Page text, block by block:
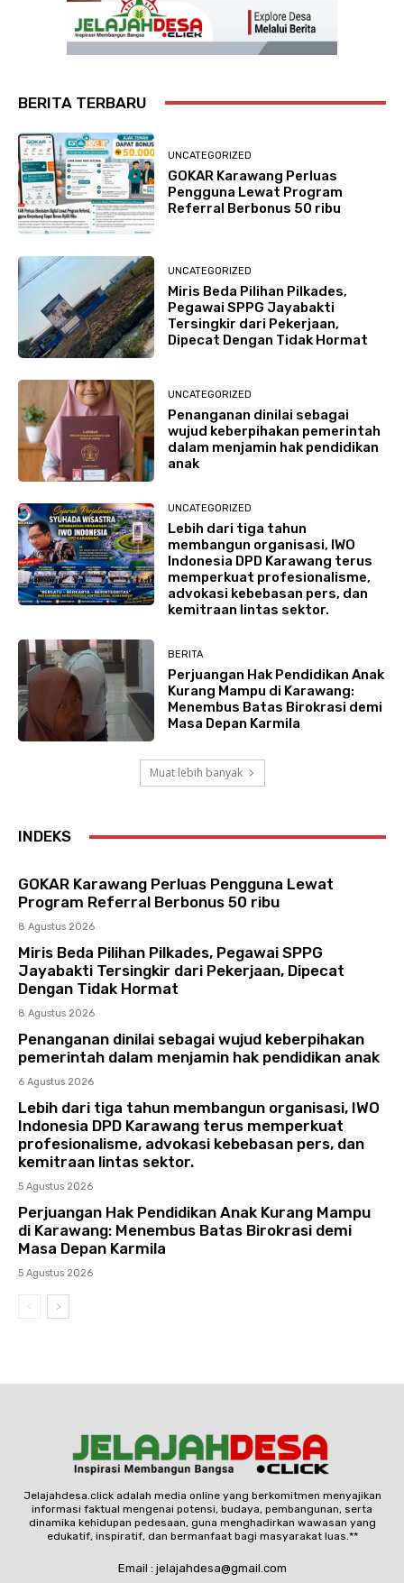
BERITA TERBARU
UNCATEGORIZED
GOKAR Karawang Perluas
Pengguna Lewat Program
Referral Berbonus 50 ribu
UNCATEGORIZED
Miris Beda Pilihan Pilkades,
Pegawai SPPG Jayabakti
Tersingkir dari Pekerjaan,
Dipecat Dengan Tidak Hormat
UNCATEGORIZED
Penanganan dinilai sebagai
wujud keberpihakan pemerintah
dalam menjamin hak pendidikan
anak
UNCATEGORIZED
Lebih dari tiga tahun
membangun organisasi, IWO
Indonesia DPD Karawang terus
memperkuat profesionalisme,
advokasi kebebasan pers, dan
kemitraan lintas sektor.
BERITA
Perjuangan Hak Pendidikan Anak
Kurang Mampu di Karawang:
Menembus Batas Birokrasi demi
Masa Depan Karmila
Muat lebih banyak
INDEKS
GOKAR Karawang Perluas Pengguna Lewat
Program Referral Berbonus 50 ribu
8 Agustus 2026
Miris Beda Pilihan Pilkades, Pegawai SPPG
Jayabakti Tersingkir dari Pekerjaan, Dipecat
Dengan Tidak Hormat
8 Agustus 2026
Penanganan dinilai sebagai wujud keberpihakan
pemerintah dalam menjamin hak pendidikan anak
6 Agustus 2026
Lebih dari tiga tahun membangun organisasi, IWO
Indonesia DPD Karawang terus memperkuat
profesionalisme, advokasi kebebasan pers, dan
kemitraan lintas sektor.
5 Agustus 2026
Perjuangan Hak Pendidikan Anak Kurang Mampu
di Karawang: Menembus Batas Birokrasi demi
Masa Depan Karmila
5 Agustus 2026
Jelajahdesa.click adalah media online yang berkomitmen menyajikan
informasi faktual mengenai potensi, budaya, pembangunan, serta
dinamika kehidupan pedesaan, guna menghadirkan wawasan yang
edukatif, inspiratif, dan bermanfaat bagi masyarakat luas.**
Email : jelajahdesa@gmail.com